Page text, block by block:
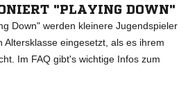
"PLAYING DOWN"
Down" werden kleinere Jugendspieler
eingesetzt, als es ihrem
Im FAQ gibt's wichtige Infos zum